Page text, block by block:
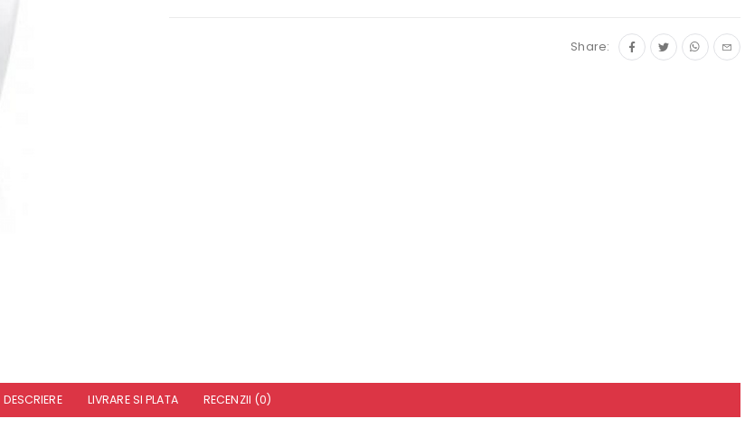
Share:
DESCRIERE LIVRARE SI PLATA RECENZII (0)